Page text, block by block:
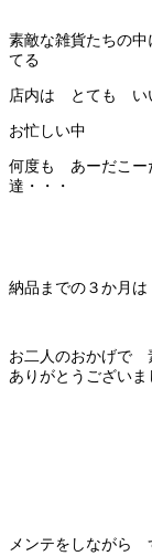
素敵な雑貨たちの
てる
店内は とても い
お忙しい中
何度も あーだこ
達・・・
納品までの３か月
お二人のおかげで
ありがとうございま
メンテをしながら